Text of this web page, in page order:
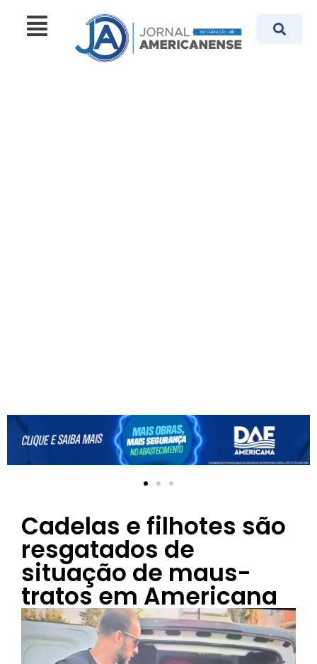
Cadelas e filhotes são
resgatados de
situação de maus-
tratos em Americana